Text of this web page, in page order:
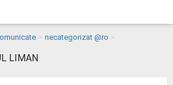
> necategorizat @ro >
LIMAN